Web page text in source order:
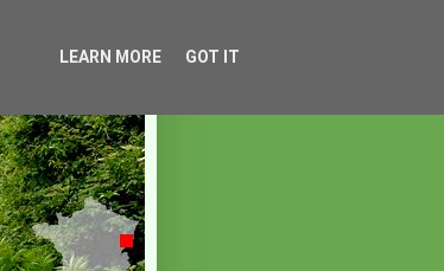
LEARN MORE GOT IT